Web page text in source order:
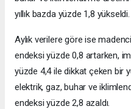
yıllık bazda yüzde 1,8 yükseldi.
Aylık verilere göre ise
endeksi yüzde 0,8 artarken,
yüzde 4,4 ile dikkat çeken bir
elektrik, gaz, buhar ve
endeksi yüzde 2,8 azaldı.